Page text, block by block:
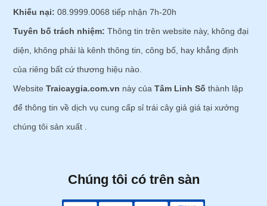
Khiếu nại: 08.9999.0068 tiếp nhận 7h-20h
Tuyên bố trách nhiệm: Thông tin trên website này, không đại
diện, không phải là kênh thông tin, công bố, hay khẳng định
của riêng bất cứ thương hiệu nào.
WebsiteTraicaygia.com.vn này củaTâm Linh Số thành lập
để thông tin về dịch vụ cung cấp sỉ trái cây giả giá tại xưởng
chúng tôi sản xuất .
Chúng tôi có trên sàn